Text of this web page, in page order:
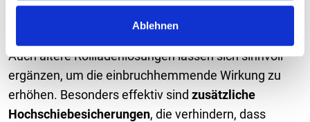
Ablehnen
Auch ältere Rollladenlösungen lassen sich sinnvoll
ergänzen, um die einbruchhemmende Wirkung zu
erhöhen. Besonders effektiv sind zusätzliche
Hochschiebesicherungen, die verhindern, dass